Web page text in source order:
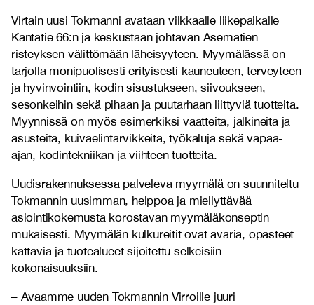
Virtain uusi Tokmanni avataan vilkkaalle liikepaikalle
Kantatie 66:n ja keskustaan johtavan Asematien
risteyksen välittömään läheisyyteen. Myymälässä on
tarjolla monipuolisesti erityisesti kauneuteen, terveyteen
ja hyvinvointiin, kodin sisustukseen, siivoukseen,
sesonkeihin sekä pihaan ja puutarhaan liittyviä tuotteita.
Myynnissä on myös esimerkiksi vaatteita, jalkineita ja
asusteita, kuivaelintarvikkeita, työkaluja sekä vapaa-
ajan, kodintekniikan ja viihteen tuotteita.
Uudisrakennuksessa palveleva myymälä on suunniteltu
Tokmannin uusimman, helppoa ja miellyttävää
asiointikokemusta korostavan myymäläkonseptin
mukaisesti. Myymälän kulkureitit ovat avaria, opasteet
kattavia ja tuotealueet sijoitettu selkeisiin
kokonaisuuksiin.
–Avaamme uuden Tokmannin Virroille juuri